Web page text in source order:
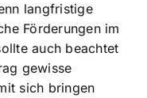
langfristige
Förderungen im
auch beachtet
gewisse
sich bringen